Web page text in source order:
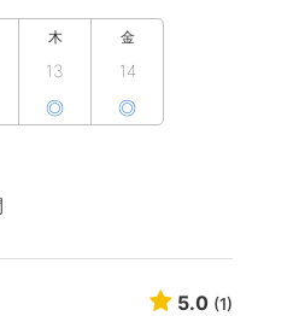
木
13
◎
金
14
◎
5.0 (1)